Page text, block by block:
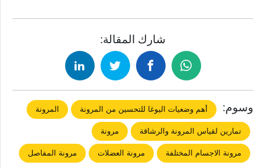
شارك المقالة:
وسوم: أهم وضعيات اليوغا للتحسين من المرونة المرونة
تمارين لقياس المرونة والرشاقة مرونة
مرونة الاجسام المختلفة مرونة العضلات مرونة المفاصل